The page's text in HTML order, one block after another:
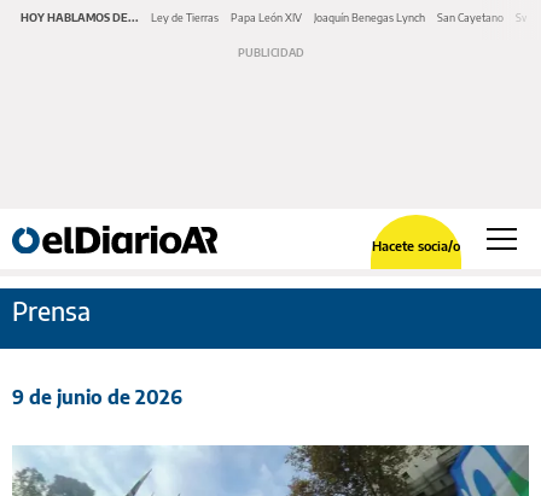
HOY HABLAMOS DE... Ley de Tierras Papa León XIV Joaquín Benegas Lynch San Cayetano
Hacete socia/o
Prensa
9 de junio de 2026